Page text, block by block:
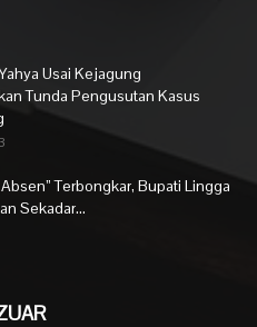
Usai Kejagung
Tunda Pengusutan Kasus
Terbongkar, Bupati Lingga
Sekadar...